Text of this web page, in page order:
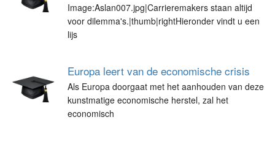
Image:Aslan007.jpg|Carrieremakers staan altijd
voor dilemma's.|thumb|rightHieronder vindt u een
lijs
Europa leert van de economische crisis
Als Europa doorgaat met het aanhouden van deze
kunstmatige economische herstel, zal het
economisch